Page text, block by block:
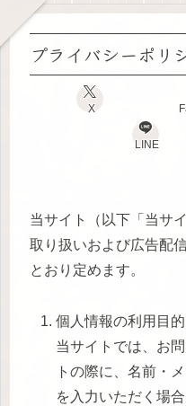
プライバシーポリ
X
LINE
当サイト（以下「当サ
取り扱いおよび広告配
とおり定めます。
個人情報の利用目的
当サイトでは、お
トの際に、名前・
を入力いただく場合